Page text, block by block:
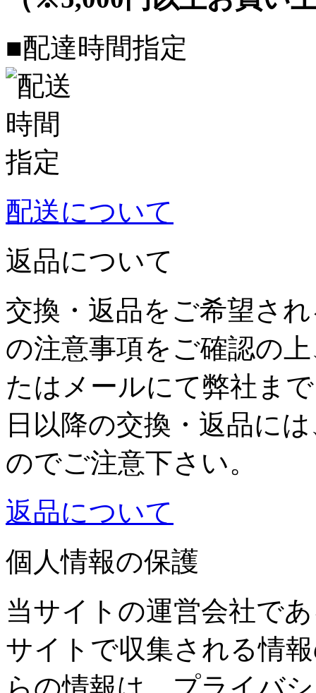
■配達時間指定
配送について
返品について
交換・返品をご希望さ
の注意事項をご確認の
たはメールにて弊社ま
日以降の交換・返品に
のでご注意下さい。
返品について
個人情報の保護
当サイトの運営会社で
サイトで収集される情